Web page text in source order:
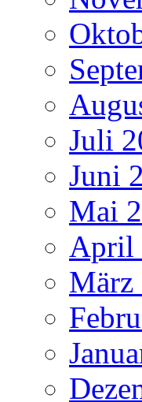
Juli
Juni
Mai
April
März